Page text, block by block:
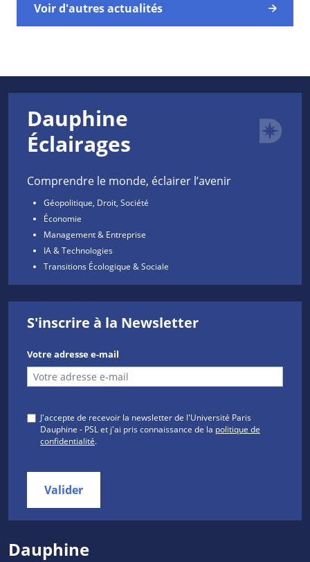
Voir d'autres actualités
Dauphine
Éclairages
Comprendre le monde, éclairer l’avenir
Géopolitique, Droit, Société
Économie
Management & Entreprise
IA & Technologies
Transitions Écologique & Sociale
S'inscrire à la Newsletter
Votre adresse e-mail
J'accepte de recevoir la newsletter de l'Université Paris
Dauphine - PSL et j'ai pris connaissance de la politique de
confidentialité.
Valider
Dauphine